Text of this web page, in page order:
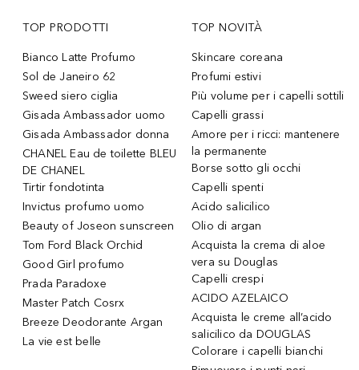
TOP PRODOTTI
Bianco Latte Profumo
Sol de Janeiro 62
Sweed siero ciglia
Gisada Ambassador uomo
Gisada Ambassador donna
CHANEL Eau de toilette BLEU
DE CHANEL
Tirtir fondotinta
Invictus profumo uomo
Beauty of Joseon sunscreen
Tom Ford Black Orchid
Good Girl profumo
Prada Paradoxe
Master Patch Cosrx
Breeze Deodorante Argan
La vie est belle
TOP NOVITÀ
Skincare coreana
Profumi estivi
Più volume per i capelli sottili
Capelli grassi
Amore per i ricci: mantenere
la permanente
Borse sotto gli occhi
Capelli spenti
Acido salicilico
Olio di argan
Acquista la crema di aloe
vera su Douglas
Capelli crespi
ACIDO AZELAICO
Acquista le creme all’acido
salicilico da DOUGLAS
Colorare i capelli bianchi